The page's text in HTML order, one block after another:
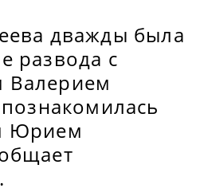
дважды была
развода с
Юрием